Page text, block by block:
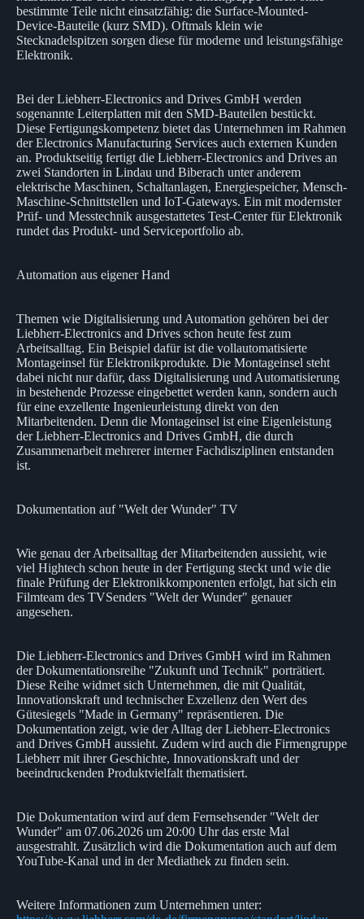
bestimmte Teile nicht einsatzfähig: die Surface-Mounted-
Device-Bauteile (kurz SMD). Oftmals klein wie
Stecknadelspitzen sorgen diese für moderne und leistungsfähige
Elektronik.
Bei der Liebherr-Electronics and Drives GmbH werden
sogenannte Leiterplatten mit den SMD-Bauteilen bestückt.
Diese Fertigungskompetenz bietet das Unternehmen im Rahmen
der Electronics Manufacturing Services auch externen Kunden
an. Produktseitig fertigt die Liebherr-Electronics and Drives an
zwei Standorten in Lindau und Biberach unter anderem
elektrische Maschinen, Schaltanlagen, Energiespeicher, Mensch-
Maschine-Schnittstellen und IoT-Gateways. Ein mit modernster
Prüf- und Messtechnik ausgestattetes Test-Center für Elektronik
rundet das Produkt- und Serviceportfolio ab.
Automation aus eigener Hand
Themen wie Digitalisierung und Automation gehören bei der
Liebherr-Electronics and Drives schon heute fest zum
Arbeitsalltag. Ein Beispiel dafür ist die vollautomatisierte
Montageinsel für Elektronikprodukte. Die Montageinsel steht
dabei nicht nur dafür, dass Digitalisierung und Automatisierung
in bestehende Prozesse eingebettet werden kann, sondern auch
für eine exzellente Ingenieurleistung direkt von den
Mitarbeitenden. Denn die Montageinsel ist eine Eigenleistung
der Liebherr-Electronics and Drives GmbH, die durch
Zusammenarbeit mehrerer interner Fachdisziplinen entstanden
ist.
Dokumentation auf "Welt der Wunder" TV
Wie genau der Arbeitsalltag der Mitarbeitenden aussieht, wie
viel Hightech schon heute in der Fertigung steckt und wie die
finale Prüfung der Elektronikkomponenten erfolgt, hat sich ein
Filmteam des TVSenders "Welt der Wunder" genauer
angesehen.
Die Liebherr-Electronics and Drives GmbH wird im Rahmen
der Dokumentationsreihe "Zukunft und Technik" porträtiert.
Diese Reihe widmet sich Unternehmen, die mit Qualität,
Innovationskraft und technischer Exzellenz den Wert des
Gütesiegels "Made in Germany" repräsentieren. Die
Dokumentation zeigt, wie der Alltag der Liebherr-Electronics
and Drives GmbH aussieht. Zudem wird auch die Firmengruppe
Liebherr mit ihrer Geschichte, Innovationskraft und der
beeindruckenden Produktvielfalt thematisiert.
Die Dokumentation wird auf dem Fernsehsender "Welt der
Wunder" am 07.06.2026 um 20:00 Uhr das erste Mal
ausgestrahlt. Zusätzlich wird die Dokumentation auch auf dem
YouTube-Kanal und in der Mediathek zu finden sein.
Weitere Informationen zum Unternehmen unter: